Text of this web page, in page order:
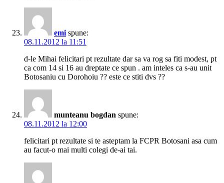
emi spune:
08.11.2012 la 11:51
d-le Mihai felicitari pt rezultate dar sa va rog sa fiti modest, pt
ca com 14 si 16 au dreptate ce spun . am inteles ca s-au unit
Botosaniu cu Dorohoiu ?? este ce stiti dvs ??
munteanu bogdan spune:
08.11.2012 la 12:00
felicitari pt rezultate si te asteptam la FCPR Botosani asa cum
au facut-o mai multi colegi de-ai tai.